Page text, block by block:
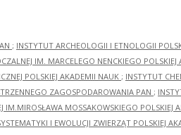
; INSTYTUT ARCHEOLOGII I ETNOLOGII
IM. MARCELEGO NENCKIEGO POLSKIEJ
POLSKIEJ AKADEMII NAUK ; INSTYTUT
ZAGOSPODAROWANIA PAN ;
IM.MIROSŁAWA MOSSAKOWSKIEGO POLSKIEJ
I EWOLUCJI ZWIERZĄT POLSKIEJ